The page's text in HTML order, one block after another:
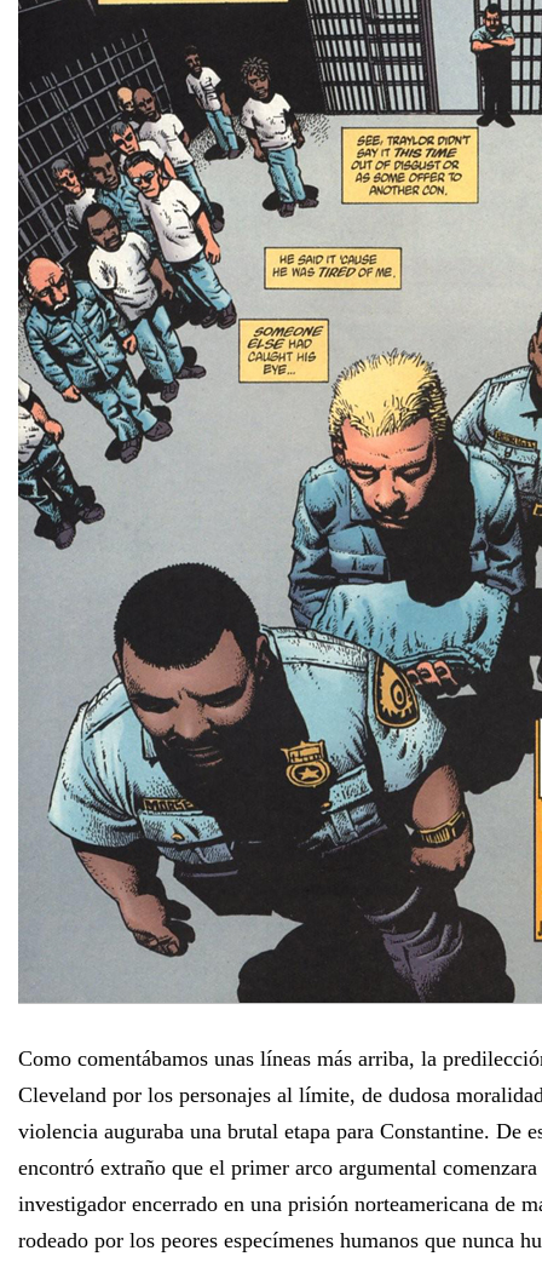
Como comentábamos unas líneas más arriba, la
Cleveland por los personajes al límite, de dudosa
violencia auguraba una brutal etapa para Constantine. De
encontró extraño que el primer arco argumental
investigador encerrado en una prisión norteamericana de
rodeado por los peores especímenes humanos que nunca